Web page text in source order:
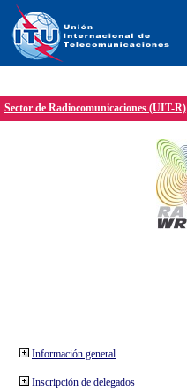
Sector de Radiocomunicaciones (UIT-R)
Información general
Inscripción de delegados